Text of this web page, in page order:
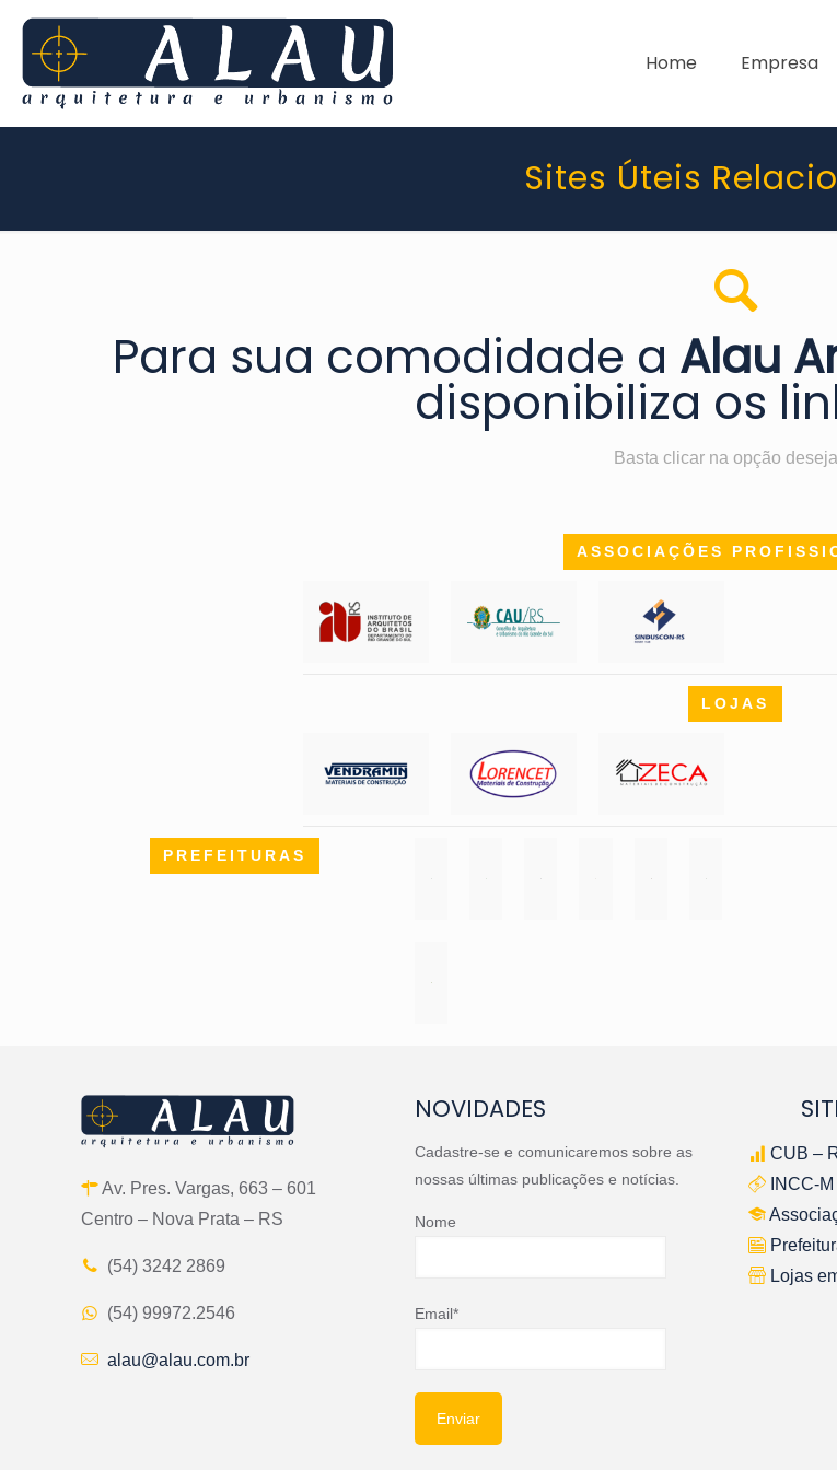
Home Empresa
Sites Úteis
Para sua comodidade a Alau
disponibiliza os
Basta clicar na opção
ASSOCIAÇÕES
LOJAS
PREFEITURAS
Av. Pres. Vargas, 663 – 601
Centro – Nova Prata – RS
(54) 3242 2869
(54) 99972.2546
alau@alau.com.br
NOVIDADES
Cadastre-se e comunicaremos sobre as
nossas últimas publicações e notícias.
Nome
Email*
CUB –
INCC-
Lojas